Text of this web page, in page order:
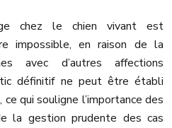
chez le chien vivant est
impossible, en raison de la
avec d’autres affections
définitif ne peut être établi
ce qui souligne l’importance des
la gestion prudente des cas